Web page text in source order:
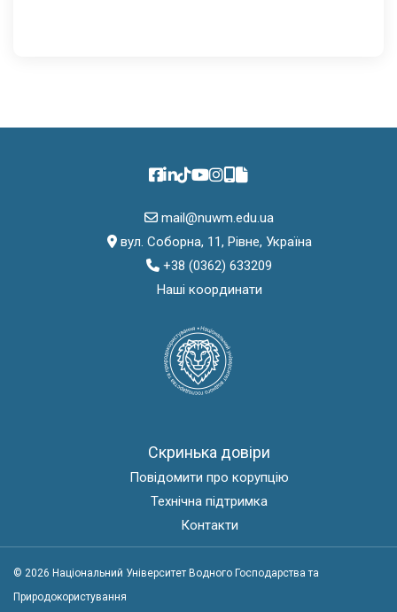
mail@nuwm.edu.ua
вул. Соборна, 11, Рівне, Україна
+38 (0362) 633209
Наші координати
Скринька довіри
Повідомити про корупцію
Технічна підтримка
Контакти
© 2026 Національний Університет Водного Господарства та
Природокористування